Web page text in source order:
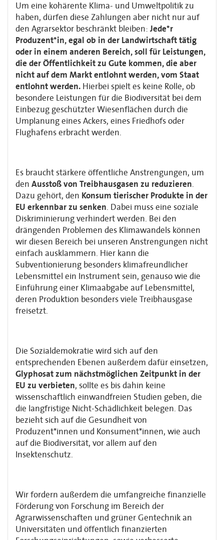
Um eine kohärente Klima- und Umweltpolitik zu
haben, dürfen diese Zahlungen aber nicht nur auf
den Agrarsektor beschränkt bleiben: Jede*r
Produzent*in, egal ob in der Landwirtschaft tätig
oder in einem anderen Bereich, soll für Leistungen,
die der Öffentlichkeit zu Gute kommen, die aber
nicht auf dem Markt entlohnt werden, vom Staat
entlohnt werden. Hierbei spielt es keine Rolle, ob
besondere Leistungen für die Biodiversität bei dem
Einbezug geschützter Wiesenflächen durch die
Umplanung eines Ackers, eines Friedhofs oder
Flughafens erbracht werden.
Es braucht stärkere öffentliche Anstrengungen, um
den Ausstoß von Treibhausgasen zu reduzieren.
Dazu gehört, den Konsum tierischer Produkte in der
EU erkennbar zu senken. Dabei muss eine soziale
Diskriminierung verhindert werden. Bei den
drängenden Problemen des Klimawandels können
wir diesen Bereich bei unseren Anstrengungen nicht
einfach ausklammern. Hier kann die
Subventionierung besonders klimafreundlicher
Lebensmittel ein Instrument sein, genauso wie die
Einführung einer Klimaabgabe auf Lebensmittel,
deren Produktion besonders viele Treibhausgase
freisetzt.
Die Sozialdemokratie wird sich auf den
entsprechenden Ebenen außerdem dafür einsetzen,
Glyphosat zum nächstmöglichen Zeitpunkt in der
EU zu verbieten, sollte es bis dahin keine
wissenschaftlich einwandfreien Studien geben, die
die langfristige Nicht-Schädlichkeit belegen. Das
bezieht sich auf die Gesundheit von
Produzent*innen und Konsument*innen, wie auch
auf die Biodiversität, vor allem auf den
Insektenschutz.
Wir fordern außerdem die umfangreiche finanzielle
Förderung von Forschung im Bereich der
Agrarwissenschaften und grüner Gentechnik an
Universitäten und öffentlich finanzierten